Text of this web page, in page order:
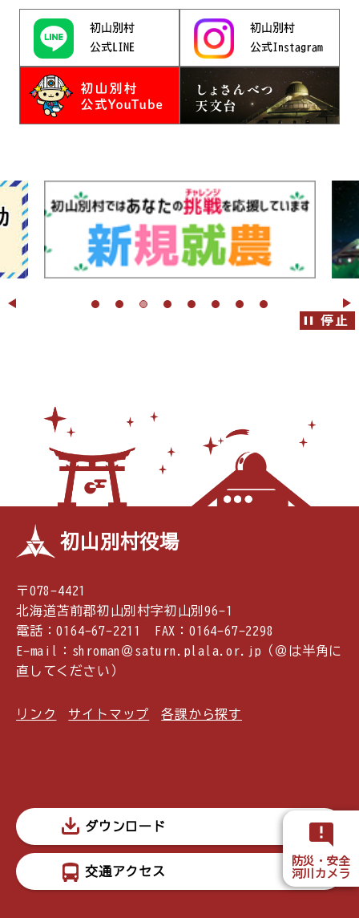
防災・安全
河川カメラ
初山別村役場
〒078-4421
北海道苫前郡初山別村字初山別96-1
電話：0164-67-2211 FAX：0164-67-2298
E-mail：shroman＠saturn.plala.or.jp（＠は半角に
直してください）
リンク サイトマップ 各課から探す
ダウンロード
交通アクセス